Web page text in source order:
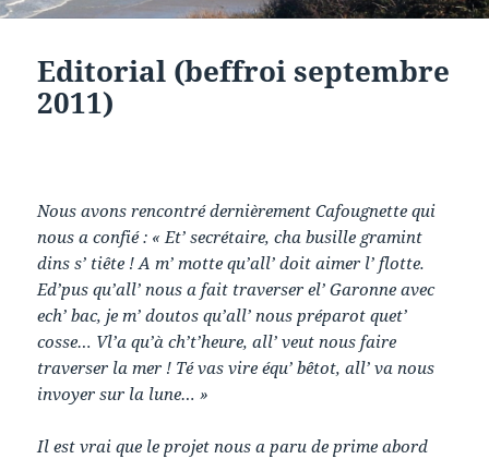
Editorial (beffroi septembre
2011)
Nous avons rencontré dernièrement Cafougnette qui
nous a confié : « Et’ secrétaire, cha busille gramint
dins s’ tiête ! A m’ motte qu’all’ doit aimer l’ flotte.
Ed’pus qu’all’ nous a fait traverser el’ Garonne avec
ech’ bac, je m’ doutos qu’all’ nous préparot quet’
cosse… Vl’a qu’à ch’t’heure, all’ veut nous faire
traverser la mer ! Té vas vire équ’ bêtot, all’ va nous
invoyer sur la lune… »
Il est vrai que le projet nous a paru de prime abord